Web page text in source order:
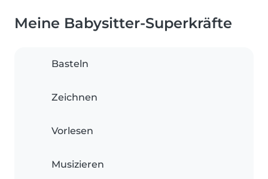
Meine Babysitter-Superkräfte
Basteln
Zeichnen
Vorlesen
Musizieren